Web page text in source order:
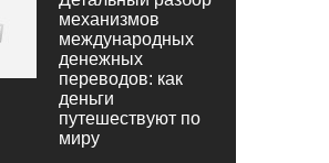
механизмов
международных
денежных
переводов: как
деньги
путешествуют по
миру